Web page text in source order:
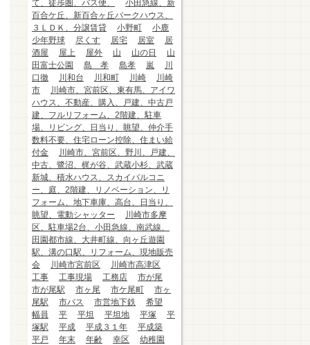
て、徒歩圏、バス便、
小田急線、新
百合ケ丘、新百合ヶ丘パークハウス、
３ＬＤＫ、分譲賃貸
小野町
小鹿
少年野球
尽くす 居宅 居室
居
酒屋
屋上 屋外 山 山の日
山
田富士公園
島 孝 島孝 嵐
川
口徹
川和台 川和町 川崎
川崎
市
川崎市、宮前区、東有馬、アイワ
ハウス、不動産、購入、戸建、中古戸
建、フルリフォーム、2階建、駐車
場、リビング、日当り、眺望、仲介手
数料不要、住宅ローン控除、住まい給
付金
川崎市、宮前区、野川、戸建、
中古、鷺沼、梶が谷、武蔵小杉、武蔵
新城、積水ハウス、スカイバルコニ
ー、庭、2階建、リノベーション、リ
フォーム、地下車庫、高台、日当り、
眺望、電動シャッター
川崎市多摩
区、駐車場2台、小田急線、南武線、
田園都市線、大井町線、向ヶ丘遊園
駅、溝の口駅、リフォーム、現地販売
会
川崎市宮前区
川崎市高津区
工事
工事現場 工務店
市が尾
市が尾駅
市ヶ尾 市ケ尾町
市ヶ
尾駅
市バス 市営地下鉄
希望
幅員
平 平坦 平坦地 平塚
平
塚駅
平成 平成３１年
平成築
平戸
年末 年齢 幸区
幼稚園